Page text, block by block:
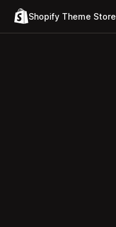
Shopify Theme Store